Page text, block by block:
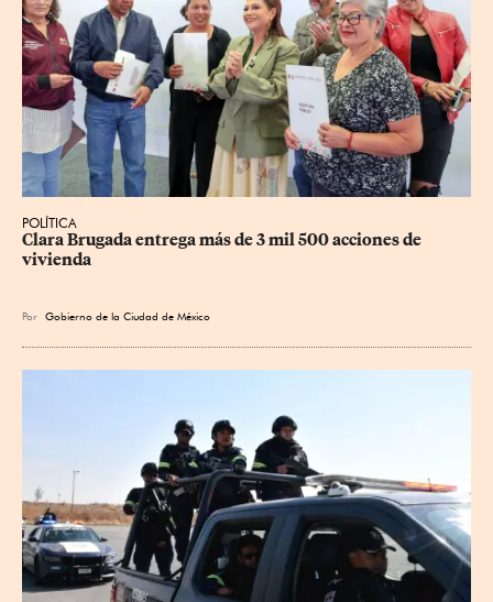
POLÍTICA
Clara Brugada entrega más de 3 mil 500 acciones de
vivienda
Por Gobierno de la Ciudad de México